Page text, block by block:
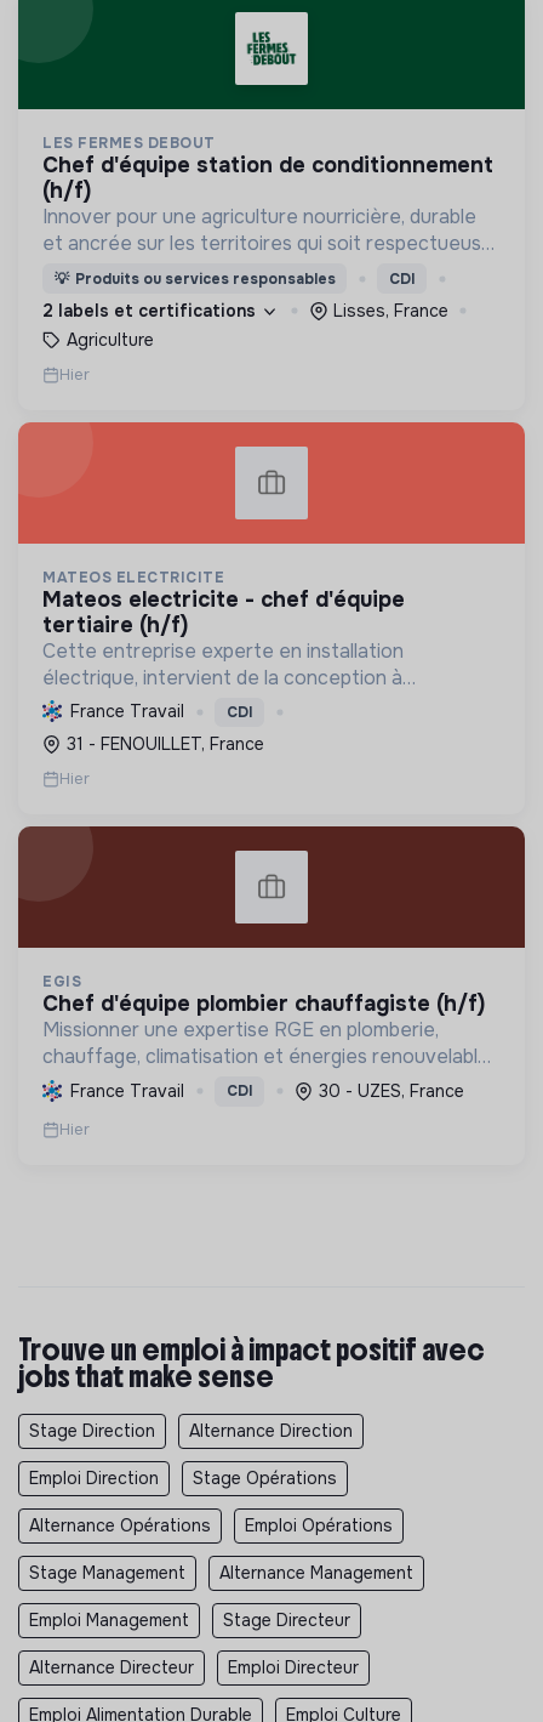
LES FERMES DEBOUT
chef d'équipe station de conditionnement
(h/f)
Innover pour une agriculture nourricière, durable
et ancrée sur les territoires qui soit respectueuse
de l'humain et des écosystèmes
💡 Produits ou services responsables CDI
2 labels et certifications
Lisses, France
Agriculture
Hier
MATEOS ELECTRICITE
mateos electricite - chef d'équipe
tertiaire (h/f)
Cette entreprise experte en installation
électrique, intervient de la conception à
l'exploitation, notamment pour les centrales
photovoltaïques. Elle contribue à la transition
écologique avec son Labe...
France Travail CDI
31 - FENOUILLET, France
Hier
EGIS
chef d'équipe plombier chauffagiste (h/f)
Missionner une expertise RGE en plomberie,
chauffage, climatisation et énergies renouvelables
pour les particuliers, professionnels et
collectivités, œuvrant pour la transition
énergétique et l'effica...
France Travail CDI 30 - UZES, France
Hier
Trouve un emploi à impact positif avec
jobs that make sense
Stage Direction Alternance Direction
Emploi Direction Stage Opérations
Alternance Opérations Emploi Opérations
Stage Management Alternance Management
Emploi Management Stage Directeur
Alternance Directeur Emploi Directeur
Emploi Alimentation Durable Emploi Culture